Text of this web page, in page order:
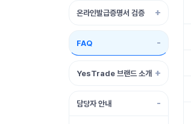
온라인발급증명서 검증
FAQ
YesTrade 브랜드 소개
담당자 안내